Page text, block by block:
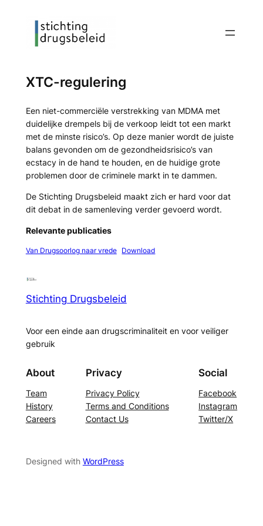
XTC-regulering
Een niet-commerciële verstrekking van MDMA met
duidelijke drempels bij de verkoop leidt tot een markt
met de minste risico’s. Op deze manier wordt de juiste
balans gevonden om de gezondheidsrisico’s van
ecstacy in de hand te houden, en de huidige grote
problemen door de criminele markt in te dammen.
De Stichting Drugsbeleid maakt zich er hard voor dat
dit debat in de samenleving verder gevoerd wordt.
Relevante publicaties
Van Drugsoorlog naar vrede Download
Stichting Drugsbeleid
Voor een einde aan drugscriminaliteit en voor veiliger
gebruik
About
Team
History
Careers
Privacy
Privacy Policy
Terms and Conditions
Contact Us
Social
Facebook
Instagram
Twitter/X
Designed with WordPress